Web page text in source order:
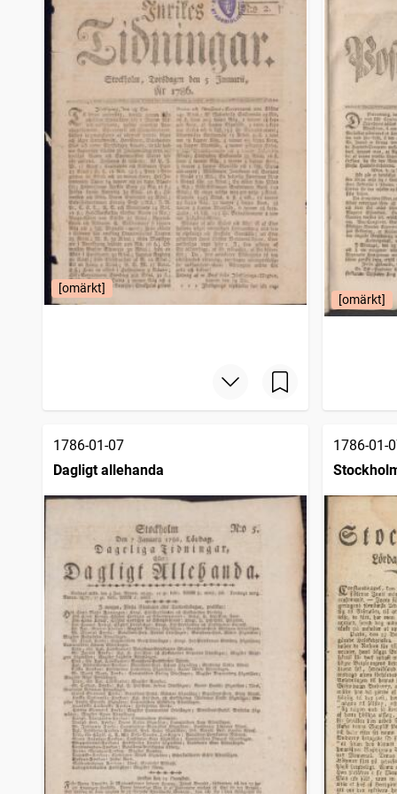
träffar
Norrbottensposten (1847)
träffar
Gotlänningen
4 112
träffar
Nora stads och Bergslags tidning
4 043
[omärkt]
[omärkt]
1786-01-07
Dagligt allehanda
1786-01-